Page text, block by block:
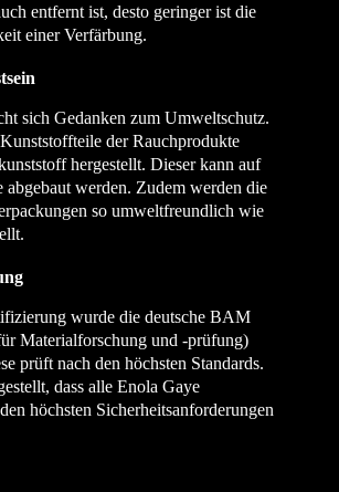
entfernt ist, desto geringer ist die
einer Verfärbung.
sich Gedanken zum Umweltschutz.
der Rauchprodukte
hergestellt. Dieser kann auf
abgebaut werden. Zudem werden die
so umweltfreundlich wie
wurde die deutsche BAM
Materialforschung und -prüfung)
prüft nach den höchsten Standards.
dass alle Enola Gaye
höchsten Sicherheitsanforderungen